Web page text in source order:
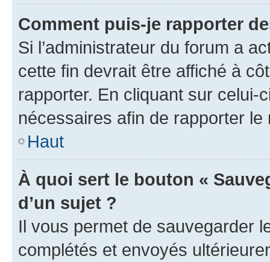
Comment puis-je rapporter
Si l’administrateur du forum a
cette fin devrait être affiché à
rapporter. En cliquant sur
nécessaires afin de rapporter le
Haut
À quoi sert le bouton «
d’un sujet ?
Il vous permet de sauvegarder
complétés et envoyés